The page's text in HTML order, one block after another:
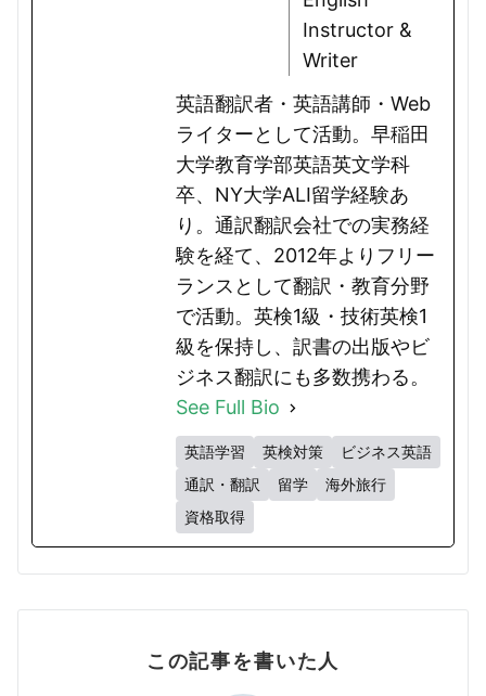
Instructor &
Writer
英語翻訳者・英語講師・Web
ライターとして活動。早稲田
大学教育学部英語英文学科
卒、NY大学ALI留学経験あ
り。通訳翻訳会社での実務経
験を経て、2012年よりフリー
ランスとして翻訳・教育分野
で活動。英検1級・技術英検1
級を保持し、訳書の出版やビ
ジネス翻訳にも多数携わる。
See Full Bio
英語学習 英検対策
ビジネス英語
通訳・翻訳
留学
海外旅行
資格取得
この記事を書いた人